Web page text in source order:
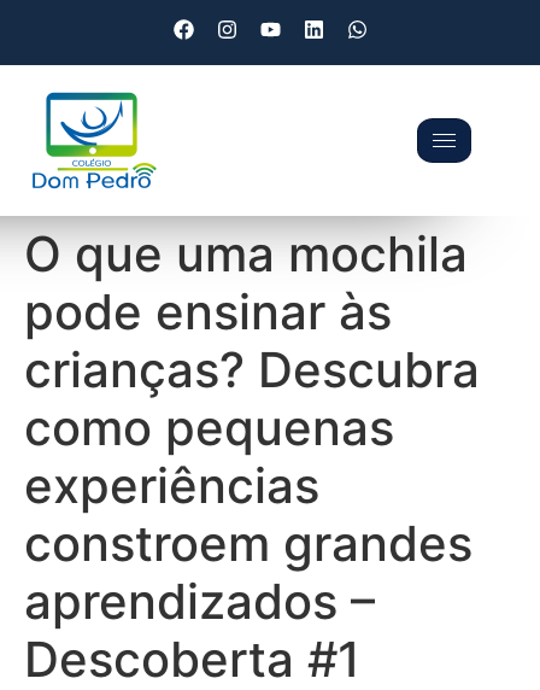
O que uma mochila
pode ensinar às
crianças? Descubra
como pequenas
experiências
constroem grandes
aprendizados –
Descoberta #1